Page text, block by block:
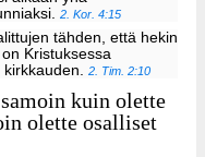
2. Kor. 4:15
tähden, että hekin
Kristuksessa
kirkkauden.2. Tim. 2:10
kuin olette
olette osalliset